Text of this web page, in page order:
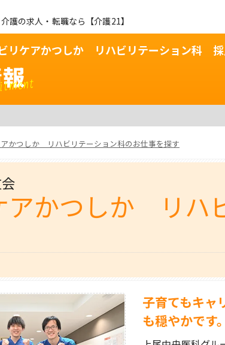
介護の求人・転職なら【介護21】
リケアかつしか リハビリテーション科
アかつしか リハビリテーション科のお仕事を探す
アかつしか リハ
子育てもキャ
も穏やかです。